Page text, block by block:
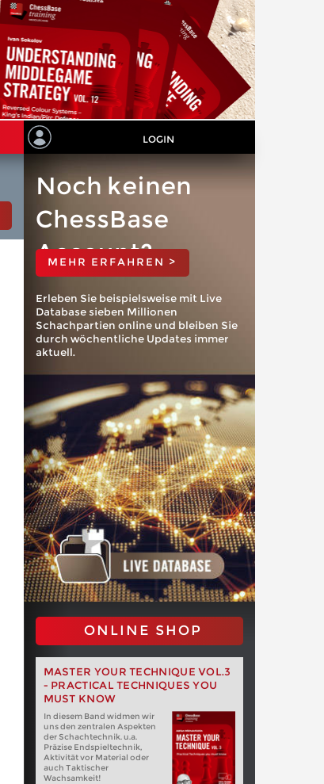
LOGIN
Noch keinen
ChessBase
Account?
MEHR ERFAHREN >
Erleben Sie beispielsweise mit Live
Database sieben Millionen
Schachpartien online und bleiben Sie
durch wöchentliche Updates immer
aktuell.
ONLINE SHOP
MASTER YOUR TECHNIQUE VOL.3
- PRACTICAL TECHNIQUES YOU
MUST KNOW
In diesem Band widmen wir
uns den zentralen Aspekten
der Schachtechnik. u.a.
Präzise Endspieltechnik,
Aktivität vor Material oder
auch Taktischer
Wachsamkeit!